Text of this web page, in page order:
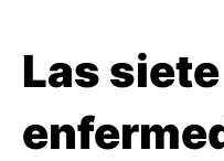
Buscar
Las siete